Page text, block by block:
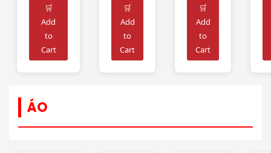
🛒
Add
to
Cart
🛒
Add
to
Cart
🛒
Add
to
Cart
ÁO